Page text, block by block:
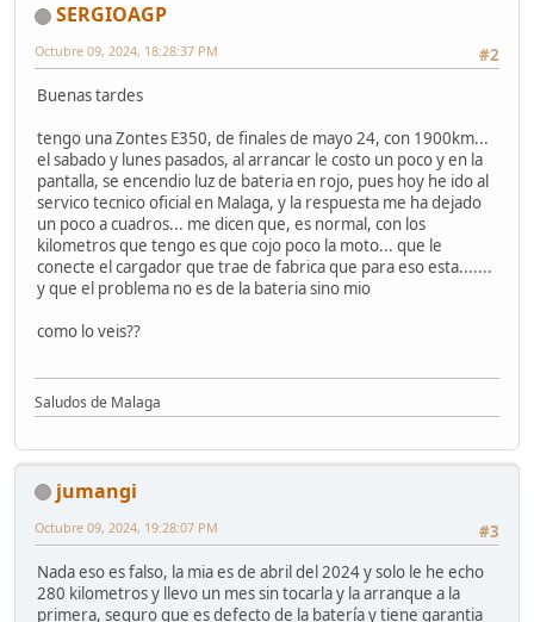
SERGIOAGP
#2
Octubre 09, 2024, 18:28:37 PM
Buenas tardes
tengo una Zontes E350, de finales de mayo 24, con 1900km...
el sabado y lunes pasados, al arrancar le costo un poco y en la
pantalla, se encendio luz de bateria en rojo, pues hoy he ido al
servico tecnico oficial en Malaga, y la respuesta me ha dejado
un poco a cuadros... me dicen que, es normal, con los
kilometros que tengo es que cojo poco la moto... que le
conecte el cargador que trae de fabrica que para eso esta.......
y que el problema no es de la bateria sino mio
como lo veis??
Saludos de Malaga
jumangi
#3
Octubre 09, 2024, 19:28:07 PM
Nada eso es falso, la mia es de abril del 2024 y solo le he echo
280 kilometros y llevo un mes sin tocarla y la arranque a la
primera, seguro que es defecto de la batería y tiene garantia